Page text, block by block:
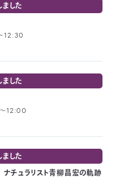
した
12:30
した
12:00
した
ナチュラリスト青柳昌宏の軌跡